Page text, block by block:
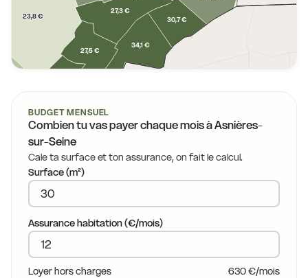
29,7 €
27,3 €
30,7 €
25,4 €
24,1 €
23,8 €
34,1 €
27,5 €
26,4 €
25,0 €
BUDGET MENSUEL
Combien tu vas payer chaque mois àAsnières-
sur-Seine
Cale ta surface et ton assurance, on fait le calcul.
Surface (m²)
Assurance habitation (€/mois)
Loyer hors charges 630 €/mois